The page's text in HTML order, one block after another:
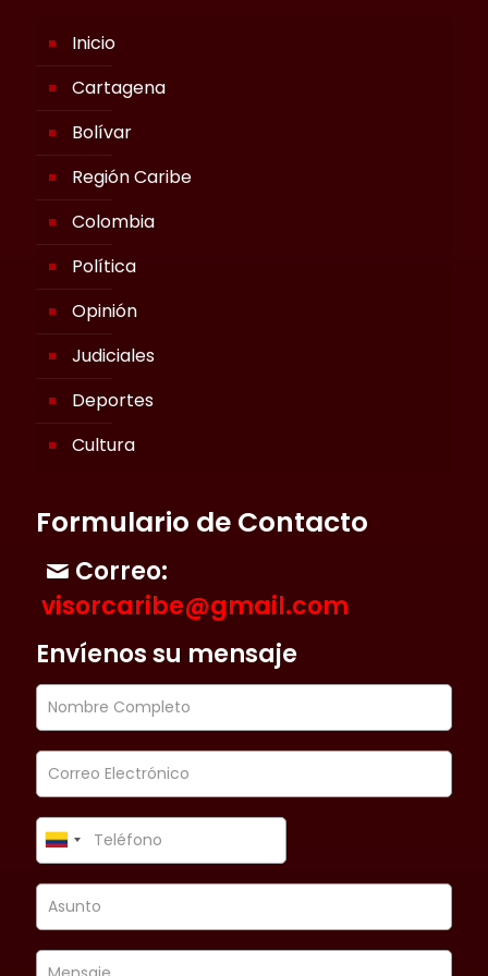
Inicio
Cartagena
Bolívar
Región Caribe
Colombia
Política
Opinión
Judiciales
Deportes
Cultura
Formulario de Contacto
Correo:
visorcaribe@gmail.com
Envíenos su mensaje